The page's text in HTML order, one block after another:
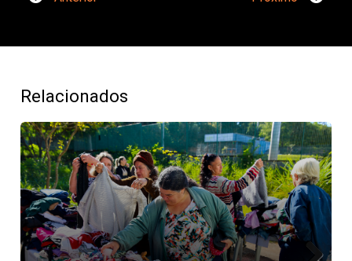
Relacionados